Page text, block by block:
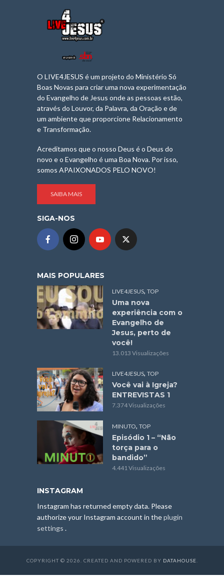
O LIVE4JESUS é um projeto do Ministério Só
Boas Novas para criar uma nova experimentação
do Evangelho de Jesus onde as pessoas estão,
através do Louvor, da Palavra, da Oração e de
um ambiente que proporcione Relacionamento
e Transformação.
Acreditamos que o nosso Deus é o Deus do
novo e o Evangelho é uma Boa Nova. Por isso,
somos APAIXONADOS PELO NOVO!
SAIBA MAIS
SIGA-NOS
MAIS POPULARES
LIVE4JESUS, TOP
Uma nova
experiência com o
Evangelho de
Jesus, perto de
você!
13.013 Visualizações
LIVE4JESUS, TOP
Você vai à Igreja?
ENTREVISTAS 1
7.374 Visualizações
MINUTO, TOP
Episódio 1 – “Não
torça para o
bandido”
4.441 Visualizações
INSTAGRAM
Instagram has returned empty data. Please
authorize your Instagram account in theplugin
settings .
COPYRIGHT © 2026. CREATED AND POWERED BY DATAHOUSE